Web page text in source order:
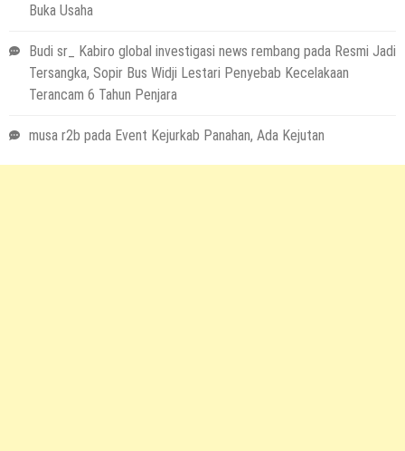
Buka Usaha
Budi sr_ Kabiro global investigasi news rembang pada Resmi Jadi
Tersangka, Sopir Bus Widji Lestari Penyebab Kecelakaan
Terancam 6 Tahun Penjara
musa r2b pada Event Kejurkab Panahan, Ada Kejutan